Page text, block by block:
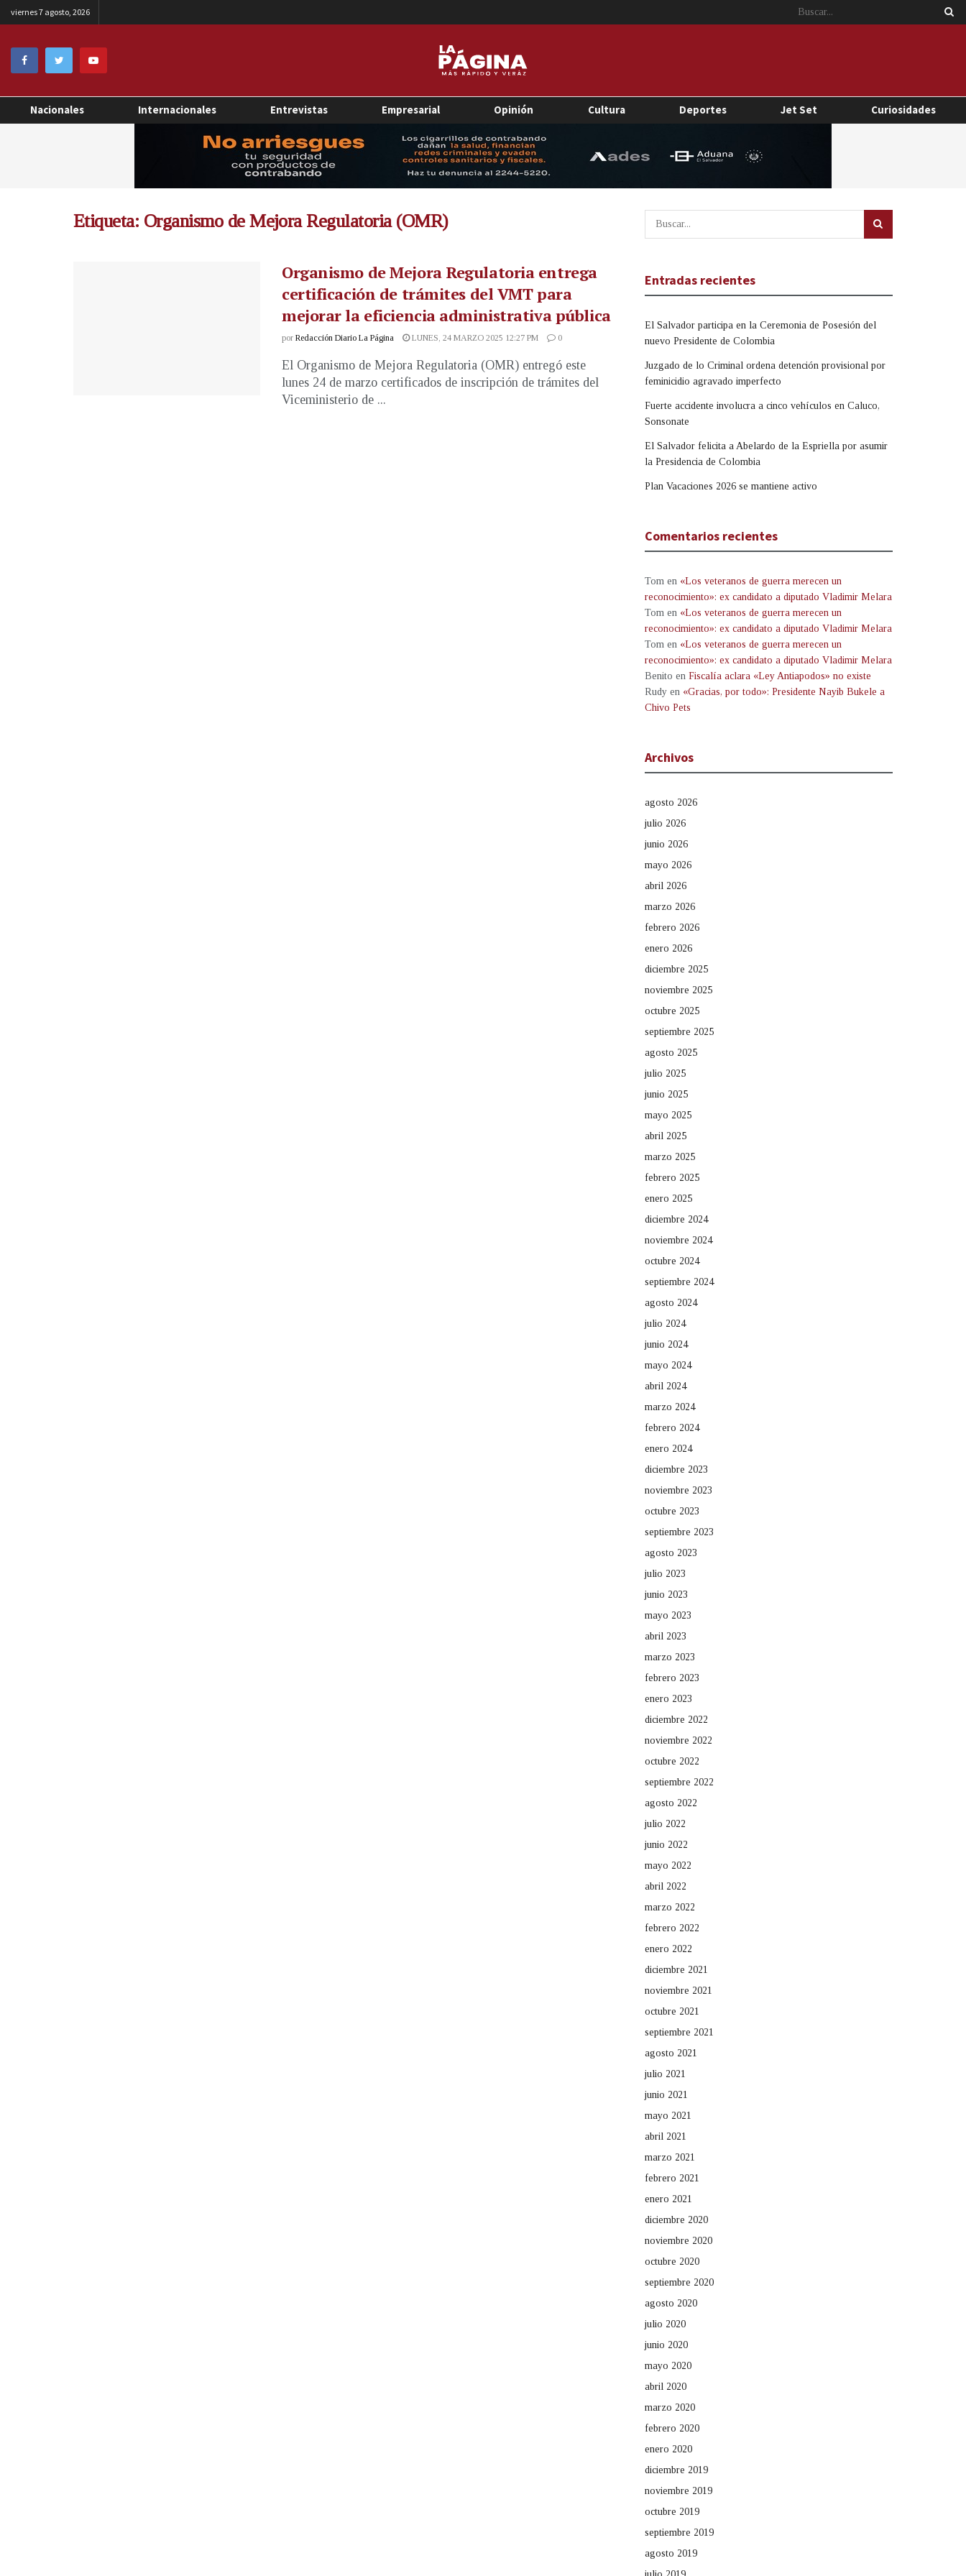
viernes 7 agosto, 2026
Nacionales Internacionales Entrevistas Empresarial Opinión Cultura Deportes Jet Set Curiosidades
Etiqueta: Organismo de Mejora Regulatoria (OMR)
Organismo de Mejora Regulatoria entrega
certificación de trámites del VMT para
mejorar la eficiencia administrativa pública
por Redacción Diario La Página LUNES, 24 MARZO 2025 12:27 PM 0
El Organismo de Mejora Regulatoria (OMR) entregó este
lunes 24 de marzo certificados de inscripción de trámites del
Viceministerio de ...
Entradas recientes
El Salvador participa en la Ceremonia de Posesión del
nuevo Presidente de Colombia
Juzgado de lo Criminal ordena detención provisional por
feminicidio agravado imperfecto
Fuerte accidente involucra a cinco vehículos en Caluco,
Sonsonate
El Salvador felicita a Abelardo de la Espriella por asumir
la Presidencia de Colombia
Plan Vacaciones 2026 se mantiene activo
Comentarios recientes
Tom en «Los veteranos de guerra merecen un
reconocimiento»: ex candidato a diputado Vladimir Melara
Tom en «Los veteranos de guerra merecen un
reconocimiento»: ex candidato a diputado Vladimir Melara
Tom en «Los veteranos de guerra merecen un
reconocimiento»: ex candidato a diputado Vladimir Melara
Benito en Fiscalía aclara «Ley Antiapodos» no existe
Rudy en «Gracias, por todo»: Presidente Nayib Bukele a
Chivo Pets
Archivos
agosto 2026
julio 2026
junio 2026
mayo 2026
abril 2026
marzo 2026
febrero 2026
enero 2026
diciembre 2025
noviembre 2025
octubre 2025
septiembre 2025
agosto 2025
julio 2025
junio 2025
mayo 2025
abril 2025
marzo 2025
febrero 2025
enero 2025
diciembre 2024
noviembre 2024
octubre 2024
septiembre 2024
agosto 2024
julio 2024
junio 2024
mayo 2024
abril 2024
marzo 2024
febrero 2024
enero 2024
diciembre 2023
noviembre 2023
octubre 2023
septiembre 2023
agosto 2023
julio 2023
junio 2023
mayo 2023
abril 2023
marzo 2023
febrero 2023
enero 2023
diciembre 2022
noviembre 2022
octubre 2022
septiembre 2022
agosto 2022
julio 2022
junio 2022
mayo 2022
abril 2022
marzo 2022
febrero 2022
enero 2022
diciembre 2021
noviembre 2021
octubre 2021
septiembre 2021
agosto 2021
julio 2021
junio 2021
mayo 2021
abril 2021
marzo 2021
febrero 2021
enero 2021
diciembre 2020
noviembre 2020
octubre 2020
septiembre 2020
agosto 2020
julio 2020
junio 2020
mayo 2020
abril 2020
marzo 2020
febrero 2020
enero 2020
diciembre 2019
noviembre 2019
octubre 2019
septiembre 2019
agosto 2019